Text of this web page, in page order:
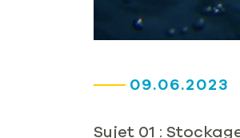
09.06.2023
Sujet 01 :